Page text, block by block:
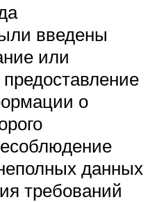
введены
или
о
данных
требований